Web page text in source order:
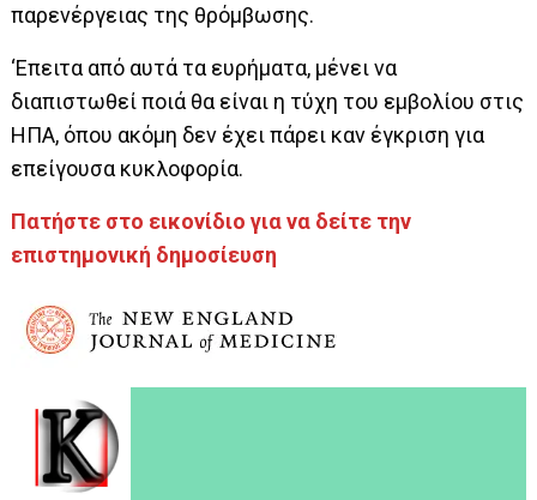
παρενέργειας της θρόμβωσης.
‘Επειτα από αυτά τα ευρήματα, μένει να
διαπιστωθεί ποιά θα είναι η τύχη του εμβολίου στις
ΗΠΑ, όπου ακόμη δεν έχει πάρει καν έγκριση για
επείγουσα κυκλοφορία.
Πατήστε στο εικονίδιο για να δείτε την
επιστημονική δημοσίευση